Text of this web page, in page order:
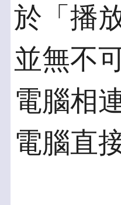
於「播
並無不
電腦相
電腦直